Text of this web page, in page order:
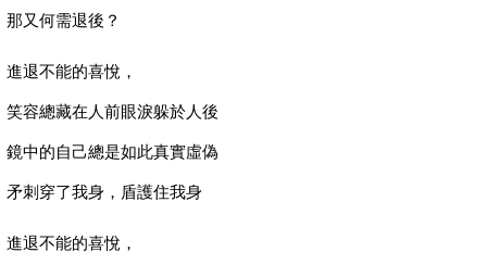
那又何需退後？
進退不能的喜悅，
笑容總藏在人前眼淚躲於人後
鏡中的自己總是如此真實虛偽
矛刺穿了我身，盾護住我身
進退不能的喜悅，